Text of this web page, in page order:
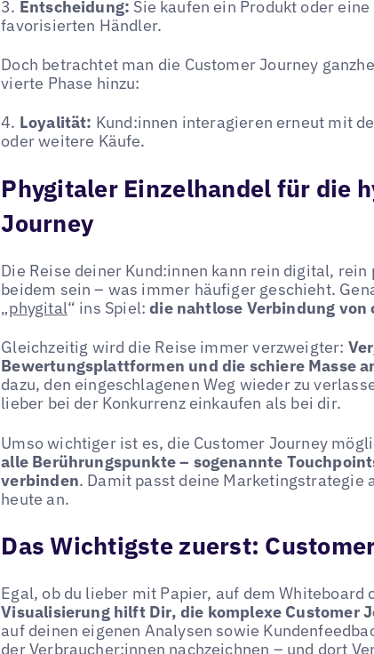
3. Entscheidung: Sie kaufen ein Produkt oder
favorisierten Händler.
Doch betrachtet man die Customer Journey
vierte Phase hinzu:
4. Loyalität: Kund:innen interagieren erneut mit
oder weitere Käufe.
Phygitaler Einzelhandel für die
Journey
Die Reise deiner Kund:innen kann rein digital,
beidem sein – was immer häufiger geschieht.
„phygital“ ins Spiel:die nahtlose Verbindung
Gleichzeitig wird die Reise immer verzweigter:
Bewertungsplattformen und die schiere Masse
dazu, den eingeschlagenen Weg wieder zu
lieber bei der Konkurrenz einkaufen als bei dir.
Umso wichtiger ist es, die Customer Journey
alle Berührungspunkte – sogenannte
verbinden. Damit passt deine Marketingstrategie
heute an.
Das Wichtigste zuerst:
Egal, ob du lieber mit Papier, auf dem
Visualisierung hilft Dir, die komplexe Customer
auf deinen eigenen Analysen sowie
der Verbraucher:innen nachzeichnen – und dort